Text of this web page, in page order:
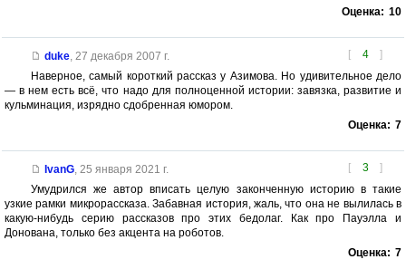
Оценка: 10
[ 4 ]
duke, 27 декабря 2007 г.
Наверное, самый короткий рассказ у Азимова. Но удивительное дело
— в нем есть всё, что надо для полноценной истории: завязка, развитие и
кульминация, изрядно сдобренная юмором.
Оценка: 7
[ 3 ]
IvanG, 25 января 2021 г.
Умудрился же автор вписать целую законченную историю в такие
узкие рамки микрорассказа. Забавная история, жаль, что она не вылилась в
какую-нибудь серию рассказов про этих бедолаг. Как про Пауэлла и
Донована, только без акцента на роботов.
Оценка: 7